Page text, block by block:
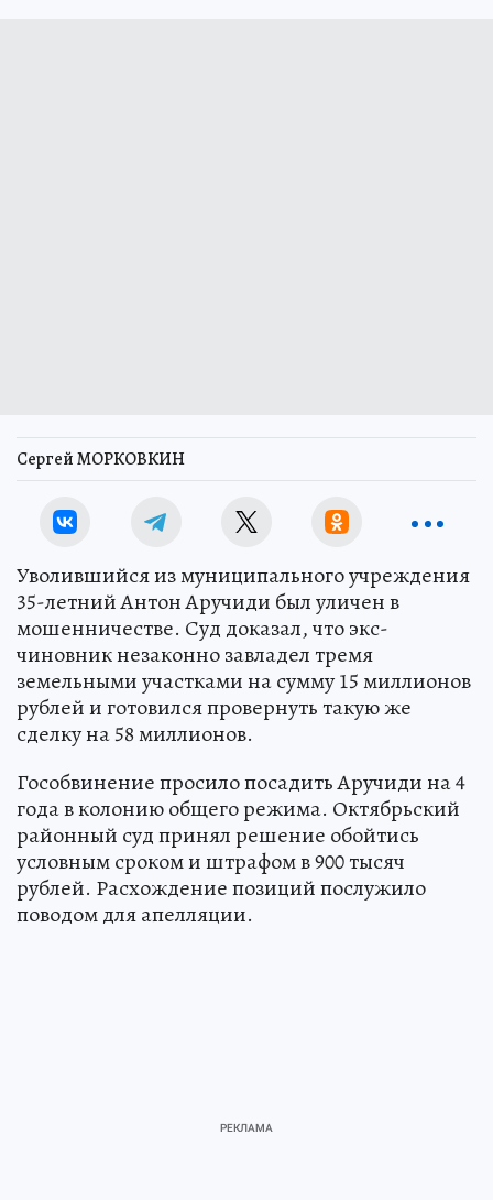
Сергей МОРКОВКИН
Уволившийся из муниципального учреждения
35-летний Антон Аручиди был уличен в
мошенничестве. Суд доказал, что экс-
чиновник незаконно завладел тремя
земельными участками на сумму 15 миллионов
рублей и готовился провернуть такую же
сделку на 58 миллионов.
Гособвинение просило посадить Аручиди на 4
года в колонию общего режима. Октябрьский
районный суд принял решение обойтись
условным сроком и штрафом в 900 тысяч
рублей. Расхождение позиций послужило
поводом для апелляции.